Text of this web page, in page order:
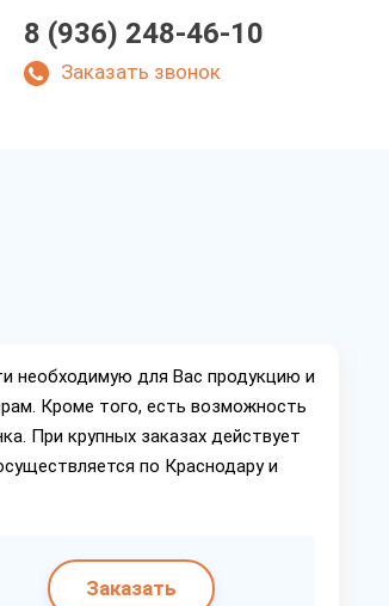
8 (936) 248-46-10
Заказать звонок
необходимую для Вас продукцию и
Кроме того, есть возможность
При крупных заказах действует
по Краснодару и
Заказать